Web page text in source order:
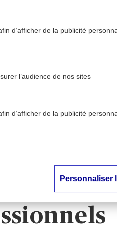
: 62%
de
d’afficher de la publicité
l’audience de nos sites
d’afficher de la publicité
Personnaliser